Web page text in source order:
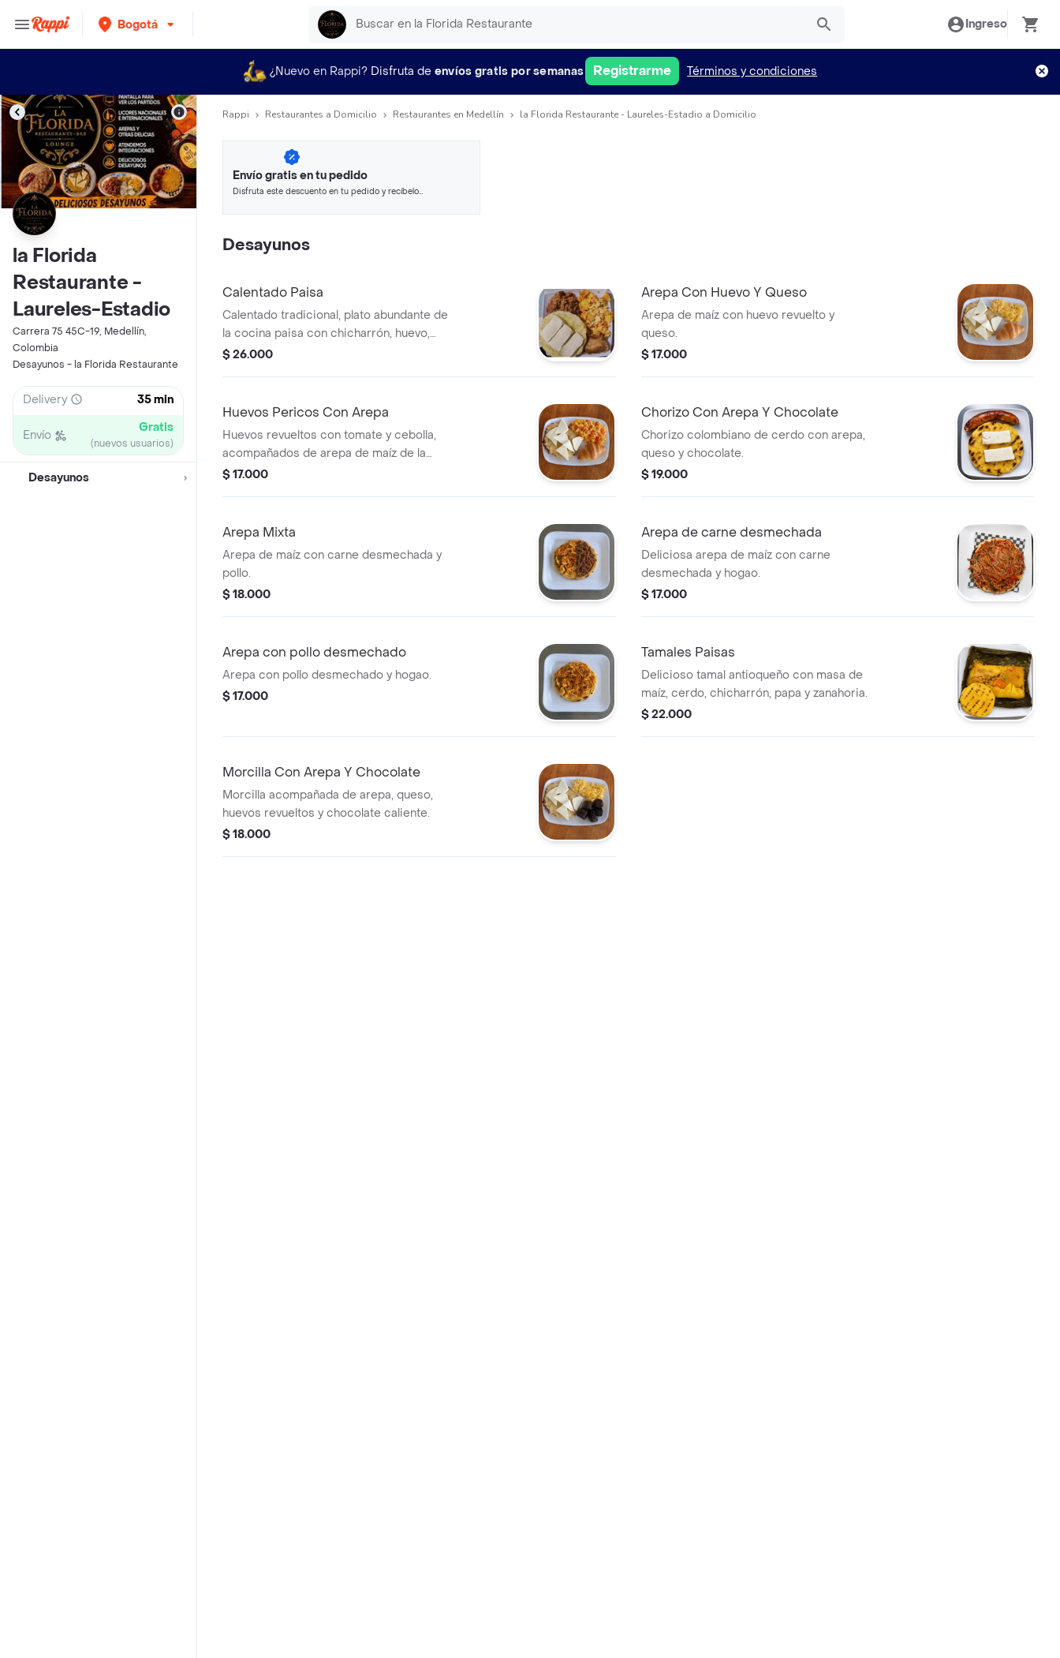
Bogotá Ingreso
¿Nuevo en Rappi? Disfruta de envíos gratis por semanas Registrarme Términos y condiciones
la Florida
Restaurante -
Laureles-Estadio
Carrera 75 45C-19, Medellín,
Colombia
Desayunos - la Florida Restaurante
Delivery 35 min
Envío Gratis
(nuevos usuarios)
Desayunos
Rappi Restaurantes a Domicilio Restaurantes en Medellín la Florida Restaurante - Laureles-Estadio a Domicilio
Envío gratis en tu pedido
Disfruta este descuento en tu pedido y recíbelo
Desayunos
Calentado Paisa
Calentado tradicional, plato abundante de
la cocina paisa con chicharrón, huevo,
arepa con queso y chocolate.
$ 26.000
Arepa Con Huevo Y Queso
Arepa de maíz con huevo revuelto y
queso.
$ 17.000
Huevos Pericos Con Arepa
Huevos revueltos con tomate y cebolla,
acompañados de arepa de maíz de la
abuela, queso y chocolate.
$ 17.000
Chorizo Con Arepa Y Chocolate
Chorizo colombiano de cerdo con arepa,
queso y chocolate.
$ 19.000
Arepa Mixta
Arepa de maíz con carne desmechada y
pollo.
$ 18.000
Arepa de carne desmechada
Deliciosa arepa de maíz con carne
desmechada y hogao.
$ 17.000
Arepa con pollo desmechado
Arepa con pollo desmechado y hogao.
$ 17.000
Tamales Paisas
Delicioso tamal antioqueño con masa de
maíz, cerdo, chicharrón, papa y zanahoria.
$ 22.000
Morcilla Con Arepa Y Chocolate
Morcilla acompañada de arepa, queso,
huevos revueltos y chocolate caliente.
$ 18.000